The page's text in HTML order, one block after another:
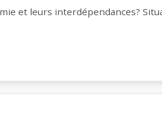
et leurs interdépendances?